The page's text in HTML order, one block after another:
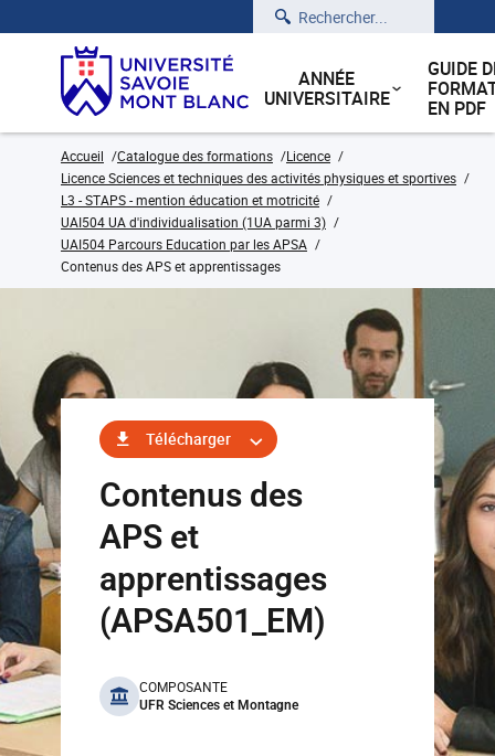
Rechercher
ANNÉE
UNIVERSITAIRE
GUIDE
EN PDF
Accueil Catalogue des formations
Licence
Licence Sciences et techniques des activités physiques et sportives
L3 - STAPS - mention éducation et motricité
UAI504 UA d'individualisation (1UA parmi 3)
UAI504 Parcours Education par les APSA
Contenus des APS et apprentissages
Télécharger
Contenus des
APS et
apprentissages
(APSA501_EM)
benefits
COMPOSANTE
UFR Sciences et Montagne